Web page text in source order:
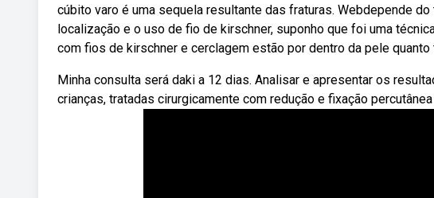
cúbito varo é uma sequela resultante das fraturas. Webdepende
localização e o uso de fio de kirschner, suponho que foi uma
com fios de kirschner e cerclagem estão por dentro da pele quanto
Minha consulta será daki a 12 dias. Analisar e apresentar os
crianças, tratadas cirurgicamente com redução e fixação percutânea